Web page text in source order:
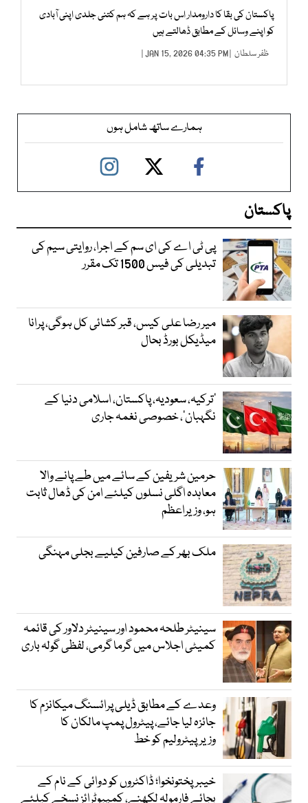
پاکستان کی بقا کا دارومدار اس بات پر ہے کہ ہم کتنی جلدی اپنی آبادی
کو اپنے وسائل کے مطابق ڈھالتے ہیں
ظفر سلطان | JAN 15, 2026 04:35 PM |
ہمارے ساتھ شامل ہوں
پاکستان
پی ٹی اے کی ای سم کے اجرا، روایتی سیم کی
تبدیلی کی فیس 1500 تک مقرر
میر رضا علی کیس، قبر کشائی کل ہوگی، پرانا
میڈیکل بورڈ بحال
‘ترکیہ، سعودیہ، پاکستان، اسلامی دنیا کے
نگہبان’، خصوصی نغمہ جاری
حرمین شریفین کے سائے میں طے پانے والا
معاہدہ اگلی نسلوں کیلئے امن کی ڈھال ثابت
ہو، وزیراعظم
ملک بھر کے صارفین کیلیے بجلی مہنگی
سینیٹر طلحہ محمود اور سینیٹر دلاور کی قائمہ
کمیٹی اجلاس میں گرما گرمی، لفظی گولہ باری
وعدے کے مطابق ڈیلی پرائسنگ میکانزم کا
جائزہ لیا جائے، پیٹرول پمپ مالکان کا
وزیرپیٹرولیم کو خط
خیبرپختونخوا؛ ڈاکٹروں کو دوائی کے نام کے
بجائے فارمولہ لکھنے، کمپیوٹرائز نسخے کیلئے